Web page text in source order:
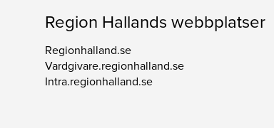
Region Hallands webbplatser
Regionhalland.se
Vardgivare.regionhalland.se
Intra.regionhalland.se